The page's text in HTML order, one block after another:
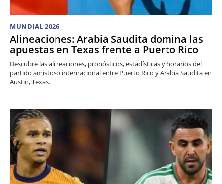
MUNDIAL 2026
Alineaciones: Arabia Saudita domina las
apuestas en Texas frente a Puerto Rico
Descubre las alineaciones, pronósticos, estadísticas y horarios del
partido amistoso internacional entre Puerto Rico y Arabia Saudita en
Austin, Texas.